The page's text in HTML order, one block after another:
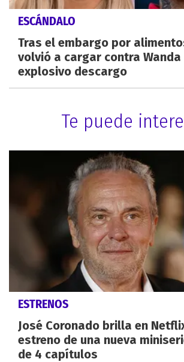
ESCÁNDALO
Tras el embargo por
volvió a cargar contra Wanda
explosivo descargo
Te puede
ESTRENOS
José Coronado brilla en
estreno de una nueva
de 4 capítulos